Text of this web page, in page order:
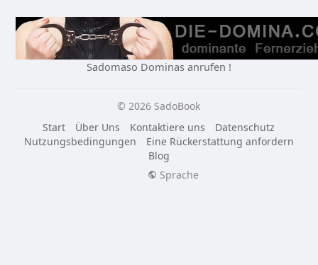
Sadomaso Dominas anrufen !
© 2026 SadoBook
Start
Über Uns Kontaktiere uns
Datenschutz
Nutzungsbedingungen
Eine Rückerstattung anfordern
Blog
Sprache